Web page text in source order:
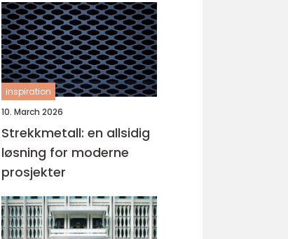
inspiration
10. March 2026
Strekkmetall: en allsidig
løsning for moderne
prosjekter